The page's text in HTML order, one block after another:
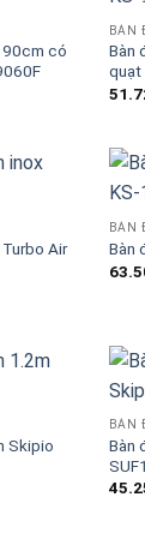
Báo giá miễn
90cm có
BÀN
Bàn
quạt
Air
BÀN
Bàn
Skipio
BÀN
Bàn